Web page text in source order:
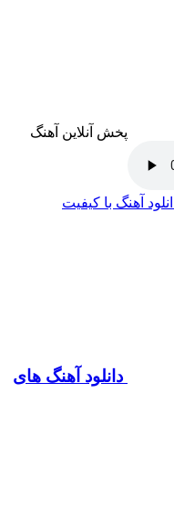
پخش آنلاین آهنگ
آهنگ با کیفیت
دانلود آهنگ های